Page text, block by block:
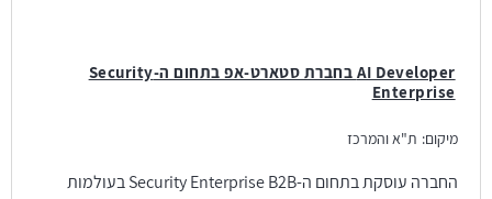
AI Developer בחברת סטארט-אפ בתחום ה-Security
Enterprise
מיקום: ת"א והמרכז
החברה עוסקת בתחום ה-Security Enterprise B2B בעולמות